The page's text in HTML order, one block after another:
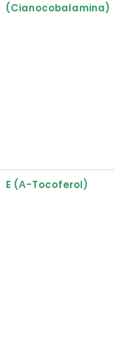
(Cianocobalamina)
E (α-Tocoferol)